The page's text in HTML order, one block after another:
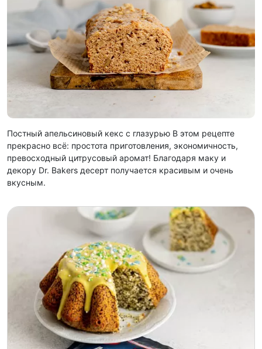
Постный апельсиновый кекс с глазурью В этом рецепте
прекрасно всё: простота приготовления, экономичность,
превосходный цитрусовый аромат! Благодаря маку и
декору Dr. Bakers десерт получается красивым и очень
вкусным.